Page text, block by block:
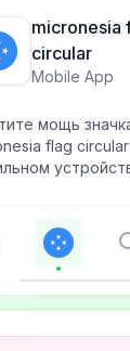
micronesia
circular
Mobile App
мощь
flag